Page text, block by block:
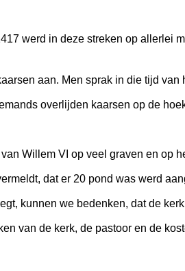
werd in deze streken op allerlei
aan. Men sprak in die tijd van
overlijden kaarsen op de
Willem VI op veel graven en op
dat er 20 pond was werd
kunnen we bedenken, dat de kerk
van de kerk, de pastoor en de